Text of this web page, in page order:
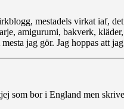
mestadels virkat iaf,
amigurumi, bakverk,
jag gör. Jag hoppas att
som bor i England men